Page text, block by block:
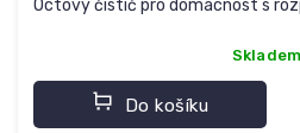
Octový čistič pro domácnost s
Skladem
Do košíku